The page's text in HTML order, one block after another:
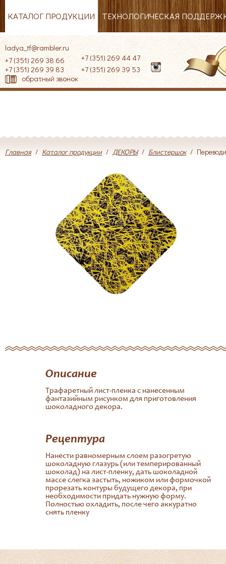
КАТАЛОГ ПРОДУКЦИИ ТЕХНОЛОГИЧЕСКАЯ
ladya_tf@rambler.ru
+7 (351) 269 38 66
+7 (351) 269 39 83
+7 (351) 269 44 47
+7 (351) 269 39 53
обратный звонок
Главная / Каталог продукции / ДЕКОРЫ / Блистершок /
Описание
Трафаретный лист-пленка с нанесенным
фантазийным рисунком для приготовления
шоколадного декора.
Рецептура
Нанести равномерным слоем разогретую
шоколадную глазурь (или темперированный
шоколад) на лист-пленку, дать шоколадной
массе слегка застыть, ножиком или формочкой
прорезать контуры будущего декора, при
необходимости придать нужную форму.
Полностью охладить, после чего аккуратно
снять пленку